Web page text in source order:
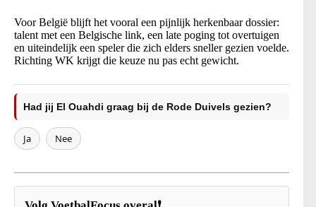
Voor België blijft het vooral een pijnlijk herkenbaar dossier:
talent met een Belgische link, een late poging tot overtuigen
en uiteindelijk een speler die zich elders sneller gezien voelde.
Richting WK krijgt die keuze nu pas echt gewicht.
Had jij El Ouahdi graag bij de Rode Duivels gezien?
Ja Nee